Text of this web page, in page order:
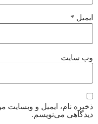
ایمیل *
وب‌ سایت
ذخیره نام، ایمیل و وبسایت
دیدگاهی می‌نویسم.